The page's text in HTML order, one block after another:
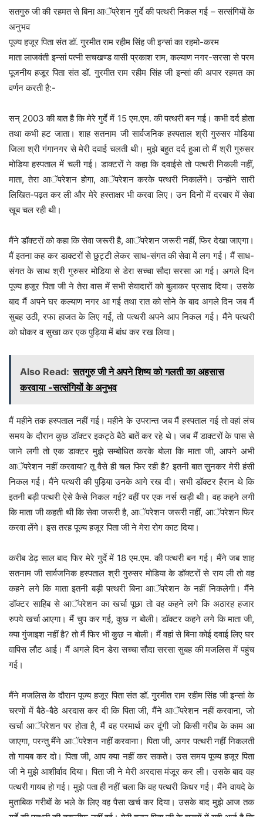
सतगुरु जी की रहमत से बिना आॅप्रेशन गुर्दे की पत्थरी निकल गई – सत्संगियों के
अनुभव
पूज्य हजूर पिता संत डॉ. गुरमीत राम रहीम सिंह जी इन्सां का रहमो-करम
माता लाजवंती इन्सां पत्नी सचखण्ड वासी प्रकाश राम, कल्याण नगर-सरसा से परम
पूजनीय हजूर पिता संत डॉ. गुरमीत राम रहीम सिंह जी इन्सां की अपार रहमत का
वर्णन करती है:-
सन् 2003 की बात है कि मेरे गुर्दे में 15 एम.एम. की पत्थरी बन गई। कभी दर्द होता
तथा कभी हट जाता। शाह सतनाम जी सार्वजनिक हस्पताल श्री गुरुसर मोडिया
जिला श्री गंगानगर से मेरी दवाई चलती थी। मुझे बहुत दर्द हुआ तो मैं श्री गुरुसर
मोडिया हस्पताल में चली गई। डाक्टरों ने कहा कि दवाईसे तो पत्थरी निकली नहीं,
माता, तेरा आॅपरेशन होगा, आॅपरेशन करके पत्थरी निकालेंगे। उन्होंने सारी
लिखित-पढ़त कर ली और मेरे हस्ताक्षर भी करवा लिए। उन दिनों में दरबार में सेवा
खूब चल रही थी।
मैंने डॉक्टरों को कहा कि सेवा जरूरी है, आॅपरेशन जरूरी नहीं, फिर देखा जाएगा।
मैं इतना कह कर डाक्टरों से छुट्टी लेकर साध-संगत की सेवा मेें लग गई। मैं साध-
संगत के साथ श्री गुरुसर मोडिया से डेरा सच्चा सौदा सरसा आ गई। अगले दिन
पूज्य हजूर पिता जी ने तेरा वास में सभी सेवादारों को बुलाकर प्रसाद दिया। उसके
बाद मैं अपने घर कल्याण नगर आ गई तथा रात को सोने के बाद अगले दिन जब मैं
सुबह उठी, रफा हाजत के लिए गर्ई, तो पत्थरी अपने आप निकल गई। मैंने पत्थरी
को धोकर व सुखा कर एक पुड़िया में बांध कर रख लिया।
Also Read: सतगुरु जी ने अपने शिष्य को गलती का अहसास
करवाया -सत्संगियों के अनुभव
मैं महीने तक हस्पताल नहीं गई। महीने के उपरान्त जब मैं हस्पताल गई तो वहां लंच
समय के दौरान कुछ डॉक्टर इकट्ठे बैठे बातें कर रहे थे। जब मैं डाक्टरों के पास से
जाने लगी तो एक डाक्टर मुझे सम्बोधित करके बोला कि माता जी, आपने अभी
आॅपरेशन नहीं करवाया? तू वैसे ही चल फिर रही है? इतनी बात सुनकर मेरी हंसी
निकल गई। मैंने पत्थरी की पुड़िया उनके आगे रख दी। सभी डॉक्टर हैरान थे कि
इतनी बड़ी पत्थरी ऐसे कैसे निकल गई? वहीं पर एक नर्स खड़ी थी। वह कहने लगी
कि माता जी कहती थी कि सेवा जरूरी है, आॅपरेशन जरूरी नहीं, आॅपरेशन फिर
करवा लेंगे। इस तरह पूज्य हजूर पिता जी ने मेरा रोग काट दिया।
करीब डेढ़ साल बाद फिर मेरे गुर्दे में 18 एम.एम. की पत्थरी बन गई। मैंने जब शाह
सतनाम जी सार्वजनिक हस्पताल श्री गुरुसर मोडिया के डॉक्टरों से राय ली तो वह
कहने लगे कि माता इतनी बड़ी पत्थरी बिना आॅपरेशन के नहीं निकलेगी। मैंने
डॉक्टर साहिब से आॅपरेशन का खर्चा पूछा तो वह कहने लगे कि अठारह हजार
रुपये खर्चा आएगा। मैं चुप कर गई, कुछ न बोली। डॉक्टर कहने लगे कि माता जी,
क्या गुंजाइश नहीं है? तो मैं फिर भी कुछ न बोली। मैं वहां से बिना कोई दवाई लिए घर
वापिस लौट आई। मैं अगले दिन डेरा सच्चा सौदा सरसा सुबह की मजलिस में पहुंच
गई।
मैंने मजलिस के दौरान पूज्य हजूर पिता संत डॉ. गुरमीत राम रहीम सिंह जी इन्सां के
चरणों में बैठे-बैठे अरदास कर दी कि पिता जी, मैंने आॅपरेशन नहीं करवाना, जो
खर्चा आॅपरेशन पर होता है, मैं वह परमार्थ कर दूंगी जो किसी गरीब के काम आ
जाएगा, परन्तु मैंने आॅपरेशन नहीं करवाना। पिता जी, अगर पत्थरी नहीं निकलती
तो गायब कर दो। पिता जी, आप क्या नहीं कर सकते। उस समय पूज्य हजूर पिता
जी ने मुझे आशीर्वाद दिया। पिता जी ने मेरी अरदास मंजूर कर ली। उसके बाद वह
पत्थरी गायब हो गई। मुझे पता ही नहीं चला कि वह पत्थरी किधर गई। मैंने वायदे के
मुताबिक गरीबों के भले के लिए वह पैसा खर्च कर दिया। उसके बाद मुझे आज तक